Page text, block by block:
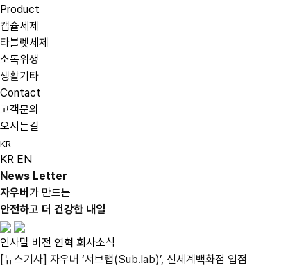
Product
캡슐세제
타블렛세제
소독위생
생활기타
Contact
고객문의
오시는길
KR
KR EN
News Letter
자우버 가 만드는
안전하고 더 건강한 내일
인사말 비전 연혁 회사소식
[뉴스기사] 자우버 ‘서브랩(Sub.lab)’, 신세계백화점 입점